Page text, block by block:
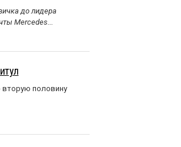
до лидера
Mercedes...
вторую половину